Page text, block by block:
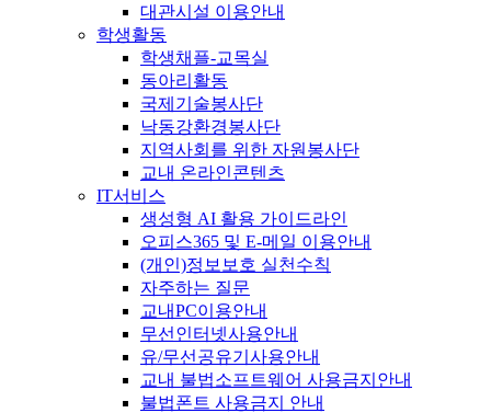
대관시설 이용안내
학생활동
학생채플-교목실
동아리활동
국제기술봉사단
낙동강환경봉사단
지역사회를 위한 자원봉사단
교내 온라인콘텐츠
IT서비스
생성형 AI 활용 가이드라인
오피스365 및 E-메일 이용안내
(개인)정보보호 실천수칙
자주하는 질문
교내PC이용안내
무선인터넷사용안내
유/무선공유기사용안내
교내 불법소프트웨어 사용금지안내
불법폰트 사용금지 안내